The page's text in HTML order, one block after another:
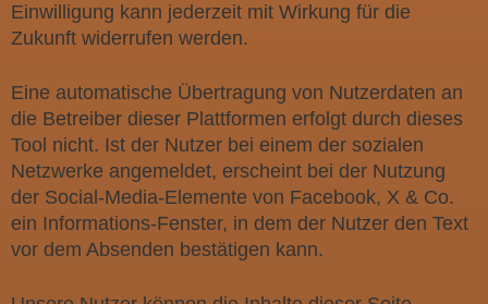
Einwilligung kann jederzeit mit Wirkung für die
Zukunft widerrufen werden.
Eine automatische Übertragung von Nutzerdaten an
die Betreiber dieser Plattformen erfolgt durch dieses
Tool nicht. Ist der Nutzer bei einem der sozialen
Netzwerke angemeldet, erscheint bei der Nutzung
der Social-Media-Elemente von Facebook, X & Co.
ein Informations-Fenster, in dem der Nutzer den Text
vor dem Absenden bestätigen kann.